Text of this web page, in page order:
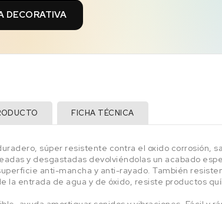
DECORATIVA
FICHA TÉCNICA
súper resistente contra el oxido corrosión,
y desgastadas devolviéndolas un acabado
anti-mancha y anti-rayado. También
la entrada de agua y de óxido, resiste productos